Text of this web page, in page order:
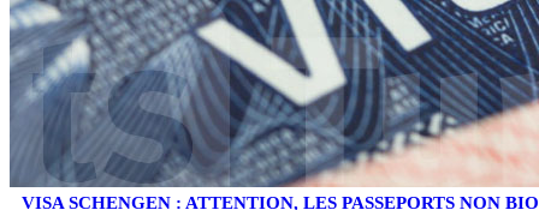
VISA SCHENGEN : ATTENTION, LES PASSEPORTS NON